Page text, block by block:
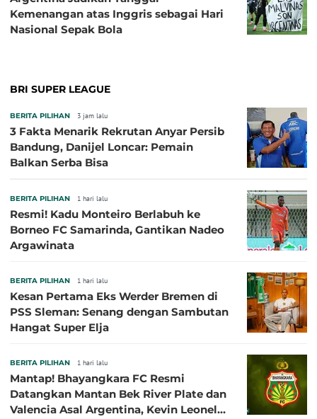
Kemenangan atas Inggris sebagai Hari
Nasional Sepak Bola
BRI SUPER LEAGUE
BERITA PILIHAN 3 jam lalu
3 Fakta Menarik Rekrutan Anyar Persib
Bandung, Danijel Loncar: Pemain
Balkan Serba Bisa
BERITA PILIHAN 1 hari lalu
Resmi! Kadu Monteiro Berlabuh ke
Borneo FC Samarinda, Gantikan Nadeo
Argawinata
BERITA PILIHAN 1 hari lalu
Kesan Pertama Eks Werder Bremen di
PSS Sleman: Senang dengan Sambutan
Hangat Super Elja
BERITA PILIHAN 1 hari lalu
Mantap! Bhayangkara FC Resmi
Datangkan Mantan Bek River Plate dan
Valencia Asal Argentina, Kevin Leonel